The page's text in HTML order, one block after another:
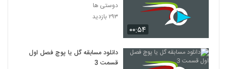
۰۰:۵۴
دوستی ها
۲۹۳ بازدید
دانلود مسابقه گل یا پوچ فصل اول
قسمت 3